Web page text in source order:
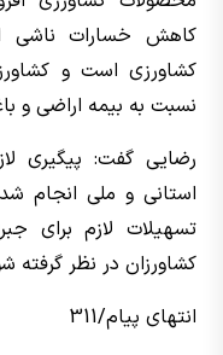
کاهش خسارات ناشی
کشاورزی است و
نسبت به بیمه اراضی و
رضایی گفت: پیگیری
استانی و ملی انجام
تسهیلات لازم برای
کشاورزان در نظر گرفته
انتهای پیام/311